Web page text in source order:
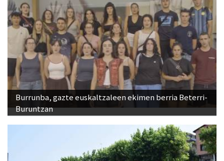
Burrunba, gazte euskaltzaleen ekimen berria Beterri-
Buruntzan